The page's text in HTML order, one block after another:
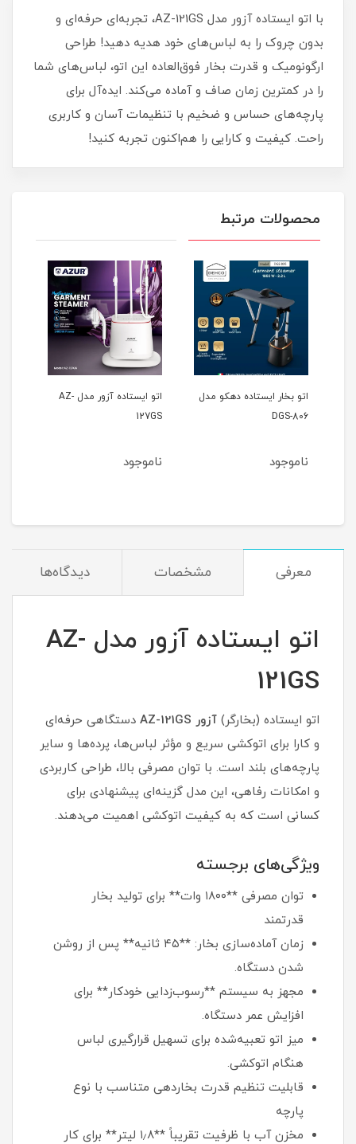
با اتو ایستاده آزور مدل AZ-121GS، تجربه‌ای حرفه‌ای و
بدون چروک را به لباس‌های خود هدیه دهید! طراحی
ارگونومیک و قدرت بخار فوق‌العاده این اتو، لباس‌های شما
را در کمترین زمان صاف و آماده می‌کند. ایده‌آل برای
پارچه‌های حساس و ضخیم با تنظیمات آسان و کاربری
راحت. کیفیت و کارایی را هم‌اکنون تجربه کنید!
محصولات مرتبط
اتو بخار ایستاده دهکو مدل
DGS-806
ناموجود
اتو ایستاده آزور مدل AZ-
127GS
ناموجود
معرفی مشخصات دیدگاه‌ها
اتو ایستاده آزور مدل AZ-
121GS
اتو ایستاده (بخارگر) آزور AZ-121GS
دستگاهی حرفه‌ای
و کارا برای اتوکشی سریع و مؤثر لباس‌ها، پرده‌ها و سایر
پارچه‌های بلند است. با توان مصرفی بالا، طراحی کاربردی
و امکانات رفاهی، این مدل گزینه‌ای پیشنهادی برای
کسانی است که به کیفیت اتوکشی اهمیت می‌دهند.
ویژگی‌های برجسته
توان مصرفی **۱۸۰۰ وات** برای تولید بخار
قدرتمند
زمان آماده‌سازی بخار: **۴۵ ثانیه** پس از روشن
شدن دستگاه.
مجهز به سیستم **رسوب‌زدایی خودکار** برای
افزایش عمر دستگاه.
میز اتو تعبیه‌شده برای تسهیل قرارگیری لباس
هنگام اتوکشی.
قابلیت تنظیم قدرت بخاردهی متناسب با نوع
پارچه
مخزن آب با ظرفیت تقریباً **۱٫۸ لیتر** برای کار